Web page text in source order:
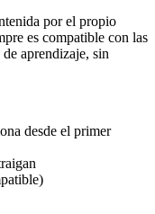
por el propio
es compatible con las
aprendizaje, sin
desde el primer